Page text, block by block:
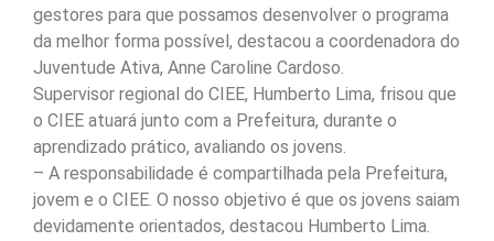
gestores para que possamos desenvolver o programa
da melhor forma possível, destacou a coordenadora do
Juventude Ativa, Anne Caroline Cardoso.
Supervisor regional do CIEE, Humberto Lima, frisou que
o CIEE atuará junto com a Prefeitura, durante o
aprendizado prático, avaliando os jovens.
– A responsabilidade é compartilhada pela Prefeitura,
jovem e o CIEE. O nosso objetivo é que os jovens saiam
devidamente orientados, destacou Humberto Lima.